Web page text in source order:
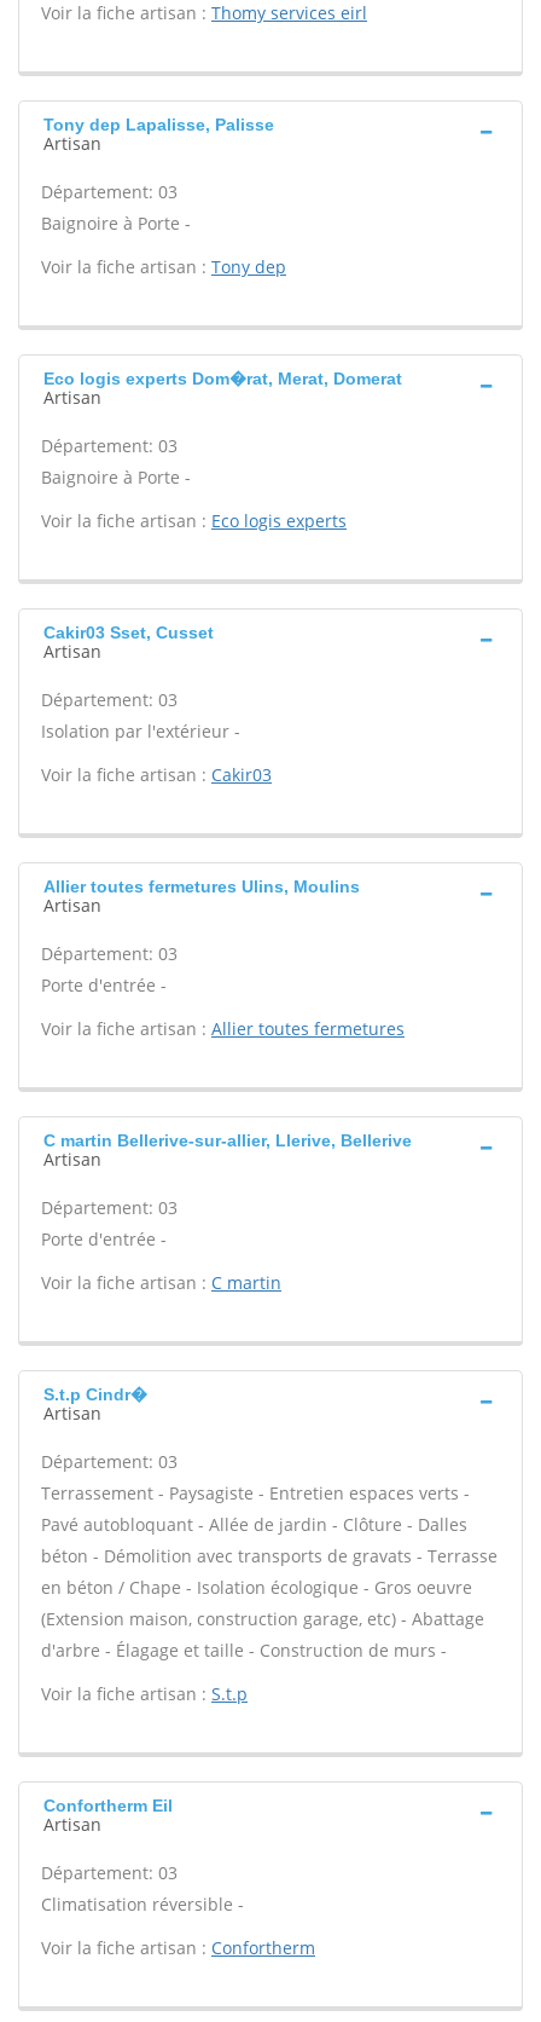
Voir la fiche artisan : Thomy services eirl
Tony dep Lapalisse, Palisse
Artisan
Département: 03
Baignoire à Porte -
Voir la fiche artisan : Tony dep
Eco logis experts Dom�rat, Merat, Domerat
Artisan
Département: 03
Baignoire à Porte -
Voir la fiche artisan : Eco logis experts
Cakir03 Sset, Cusset
Artisan
Département: 03
Isolation par l'extérieur -
Voir la fiche artisan : Cakir03
Allier toutes fermetures Ulins, Moulins
Artisan
Département: 03
Porte d'entrée -
Voir la fiche artisan : Allier toutes fermetures
C martin Bellerive-sur-allier, Llerive, Bellerive
Artisan
Département: 03
Porte d'entrée -
Voir la fiche artisan : C martin
S.t.p Cindr�
Artisan
Département: 03
Terrassement - Paysagiste - Entretien espaces verts -
Pavé autobloquant - Allée de jardin - Clôture - Dalles
béton - Démolition avec transports de gravats - Terrasse
en béton / Chape - Isolation écologique - Gros oeuvre
(Extension maison, construction garage, etc) - Abattage
d'arbre - Élagage et taille - Construction de murs -
Voir la fiche artisan : S.t.p
Confortherm Eil
Artisan
Département: 03
Climatisation réversible -
Voir la fiche artisan : Confortherm